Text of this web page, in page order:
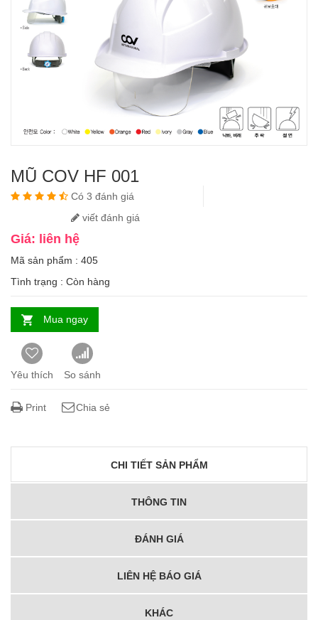
MŨ COV HF 001
Có 3 đánh giá
viết đánh giá
Giá: liên hệ
Mã sản phẩm : 405
Tình trạng : Còn hàng
Mua ngay
Yêu thích So sánh
Print Chia sẻ
CHI TIẾT SẢN PHẨM
THÔNG TIN
ĐÁNH GIÁ
LIÊN HỆ BÁO GIÁ
KHÁC